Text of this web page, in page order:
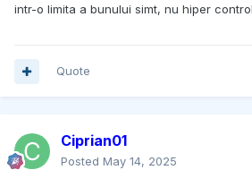
intr-o limita a bunului simt, nu hiper
Quote
Ciprian01
Posted May 14, 2025